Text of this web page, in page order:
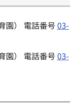
園） 電話番号03-
園） 電話番号03-